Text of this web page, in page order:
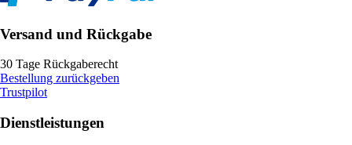
Versand und Rückgabe
30 Tage Rückgaberecht
Bestellung zurückgeben
Trustpilot
Dienstleistungen